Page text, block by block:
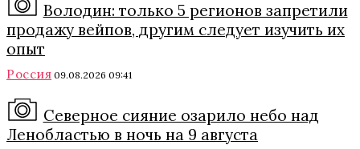
Володин: только 5 регионов запретили
продажу вейпов, другим следует изучить их
опыт
Россия 09.08.2026 09:41
Северное сияние озарило небо над
Ленобластью в ночь на 9 августа